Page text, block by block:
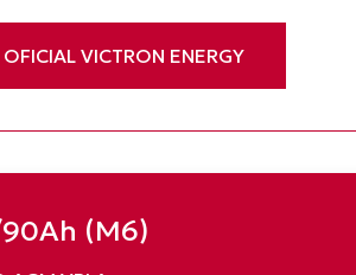
VICTRON ENERGY
(M6)